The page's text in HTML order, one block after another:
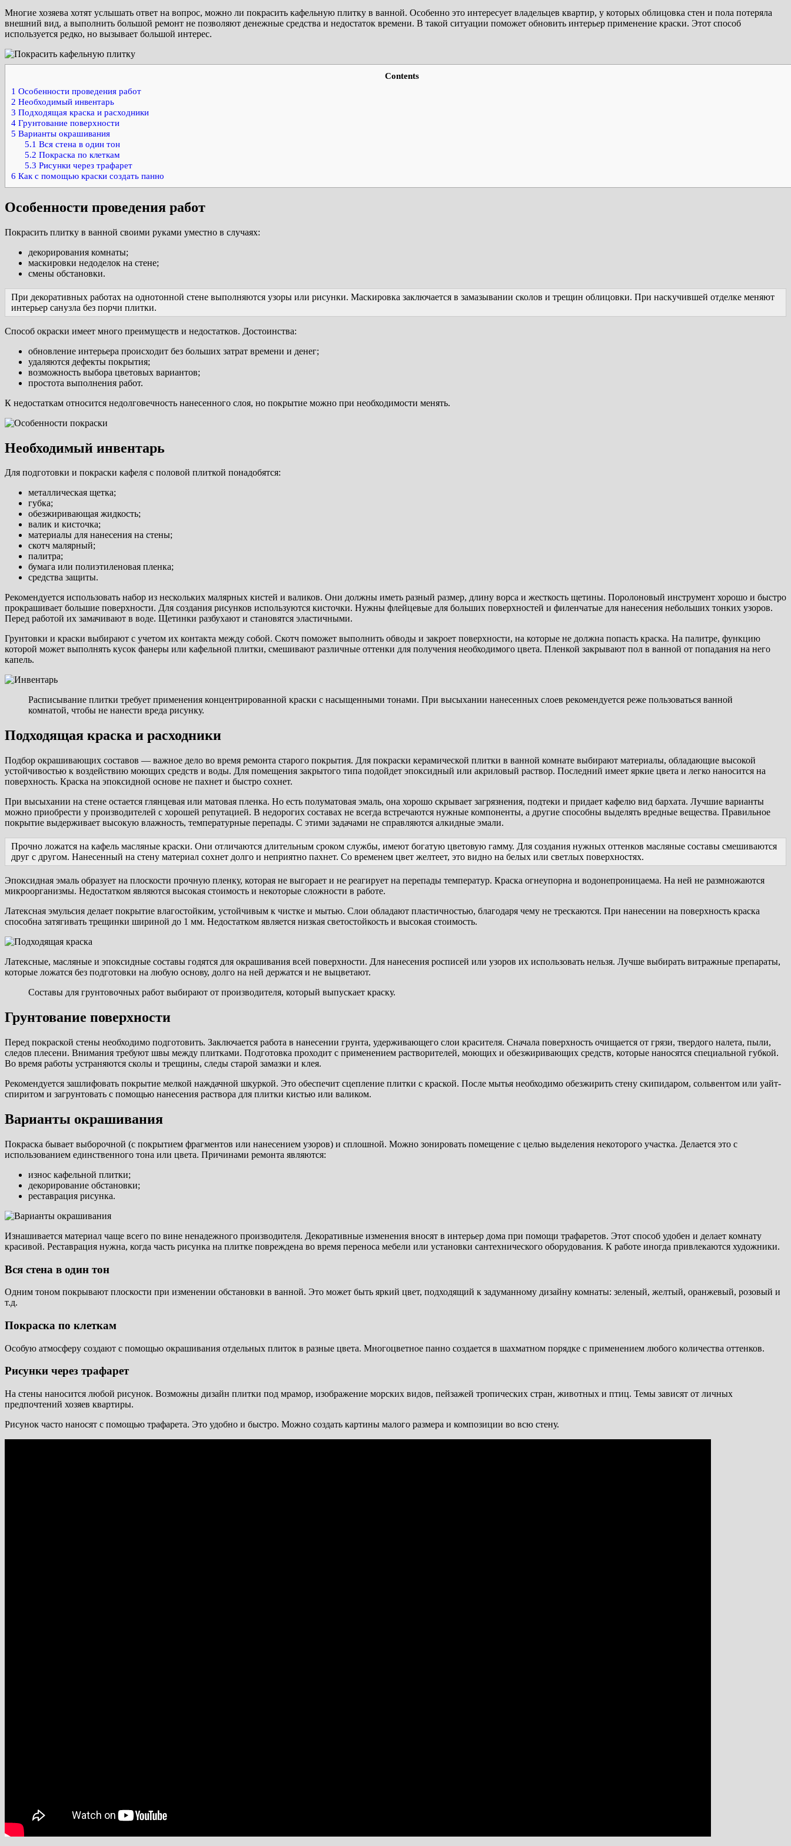
Многие хозяева хотят услышать ответ на вопрос, можно ли покрасить кафельную плитку в ванной. Особенно это интересует владельцев квартир, у которых облицовка стен и пола потеряла
внешний вид, а выполнить большой ремонт не позволяют денежные средства и недостаток времени. В такой ситуации поможет обновить интерьер применение краски. Этот способ
используется редко, но вызывает большой интерес.
Contents
1 Особенности проведения работ
2 Необходимый инвентарь
3 Подходящая краска и расходники
4 Грунтование поверхности
5 Варианты окрашивания
5.1 Вся стена в один тон
5.2 Покраска по клеткам
5.3 Рисунки через трафарет
6 Как с помощью краски создать панно
Особенности проведения работ
Покрасить плитку в ванной своими руками уместно в случаях:
декорирования комнаты;
маскировки недоделок на стене;
смены обстановки.
При декоративных работах на однотонной стене выполняются узоры или рисунки. Маскировка заключается в замазывании сколов и трещин облицовки. При наскучившей отделке меняют
интерьер санузла без порчи плитки.
Способ окраски имеет много преимуществ и недостатков. Достоинства:
обновление интерьера происходит без больших затрат времени и денег;
удаляются дефекты покрытия;
возможность выбора цветовых вариантов;
простота выполнения работ.
К недостаткам относится недолговечность нанесенного слоя, но покрытие можно при необходимости менять.
Необходимый инвентарь
Для подготовки и покраски кафеля с половой плиткой понадобятся:
металлическая щетка;
губка;
обезжиривающая жидкость;
валик и кисточка;
материалы для нанесения на стены;
скотч малярный;
палитра;
бумага или полиэтиленовая пленка;
средства защиты.
Рекомендуется использовать набор из нескольких малярных кистей и валиков. Они должны иметь разный размер, длину ворса и жесткость щетины. Поролоновый инструмент хорошо и быстро
прокрашивает большие поверхности. Для создания рисунков используются кисточки. Нужны флейцевые для больших поверхностей и филенчатые для нанесения небольших тонких узоров.
Перед работой их замачивают в воде. Щетинки разбухают и становятся эластичными.
Грунтовки и краски выбирают с учетом их контакта между собой. Скотч поможет выполнить обводы и закроет поверхности, на которые не должна попасть краска. На палитре, функцию
которой может выполнять кусок фанеры или кафельной плитки, смешивают различные оттенки для получения необходимого цвета. Пленкой закрывают пол в ванной от попадания на него
капель.
Расписывание плитки требует применения концентрированной краски с насыщенными тонами. При высыхании нанесенных слоев рекомендуется реже пользоваться ванной
комнатой, чтобы не нанести вреда рисунку.
Подходящая краска и расходники
Подбор окрашивающих составов — важное дело во время ремонта старого покрытия. Для покраски керамической плитки в ванной комнате выбирают материалы, обладающие высокой
устойчивостью к воздействию моющих средств и воды. Для помещения закрытого типа подойдет эпоксидный или акриловый раствор. Последний имеет яркие цвета и легко наносится на
поверхность. Краска на эпоксидной основе не пахнет и быстро сохнет.
При высыхании на стене остается глянцевая или матовая пленка. Но есть полуматовая эмаль, она хорошо скрывает загрязнения, подтеки и придает кафелю вид бархата. Лучшие варианты
можно приобрести у производителей с хорошей репутацией. В недорогих составах не всегда встречаются нужные компоненты, а другие способны выделять вредные вещества. Правильное
покрытие выдерживает высокую влажность, температурные перепады. С этими задачами не справляются алкидные эмали.
Прочно ложатся на кафель масляные краски. Они отличаются длительным сроком службы, имеют богатую цветовую гамму. Для создания нужных оттенков масляные составы смешиваются
друг с другом. Нанесенный на стену материал сохнет долго и неприятно пахнет. Со временем цвет желтеет, это видно на белых или светлых поверхностях.
Эпоксидная эмаль образует на плоскости прочную пленку, которая не выгорает и не реагирует на перепады температур. Краска огнеупорна и водонепроницаема. На ней не размножаются
микроорганизмы. Недостатком являются высокая стоимость и некоторые сложности в работе.
Латексная эмульсия делает покрытие влагостойким, устойчивым к чистке и мытью. Слои обладают пластичностью, благодаря чему не трескаются. При нанесении на поверхность краска
способна затягивать трещинки шириной до 1 мм. Недостатком является низкая светостойкость и высокая стоимость.
Латексные, масляные и эпоксидные составы годятся для окрашивания всей поверхности. Для нанесения росписей или узоров их использовать нельзя. Лучше выбирать витражные препараты,
которые ложатся без подготовки на любую основу, долго на ней держатся и не выцветают.
Составы для грунтовочных работ выбирают от производителя, который выпускает краску.
Грунтование поверхности
Перед покраской стены необходимо подготовить. Заключается работа в нанесении грунта, удерживающего слои красителя. Сначала поверхность очищается от грязи, твердого налета, пыли,
следов плесени. Внимания требуют швы между плитками. Подготовка проходит с применением растворителей, моющих и обезжиривающих средств, которые наносятся специальной губкой.
Во время работы устраняются сколы и трещины, следы старой замазки и клея.
Рекомендуется зашлифовать покрытие мелкой наждачной шкуркой. Это обеспечит сцепление плитки с краской. После мытья необходимо обезжирить стену скипидаром, сольвентом или уайт-
спиритом и загрунтовать с помощью нанесения раствора для плитки кистью или валиком.
Варианты окрашивания
Покраска бывает выборочной (с покрытием фрагментов или нанесением узоров) и сплошной. Можно зонировать помещение с целью выделения некоторого участка. Делается это с
использованием единственного тона или цвета. Причинами ремонта являются:
износ кафельной плитки;
декорирование обстановки;
реставрация рисунка.
Изнашивается материал чаще всего по вине ненадежного производителя. Декоративные изменения вносят в интерьер дома при помощи трафаретов. Этот способ удобен и делает комнату
красивой. Реставрация нужна, когда часть рисунка на плитке повреждена во время переноса мебели или установки сантехнического оборудования. К работе иногда привлекаются художники.
Вся стена в один тон
Одним тоном покрывают плоскости при изменении обстановки в ванной. Это может быть яркий цвет, подходящий к задуманному дизайну комнаты: зеленый, желтый, оранжевый, розовый и
т.д.
Покраска по клеткам
Особую атмосферу создают с помощью окрашивания отдельных плиток в разные цвета. Многоцветное панно создается в шахматном порядке с применением любого количества оттенков.
Рисунки через трафарет
На стены наносится любой рисунок. Возможны дизайн плитки под мрамор, изображение морских видов, пейзажей тропических стран, животных и птиц. Темы зависят от личных
предпочтений хозяев квартиры.
Рисунок часто наносят с помощью трафарета. Это удобно и быстро. Можно создать картины малого размера и композиции во всю стену.